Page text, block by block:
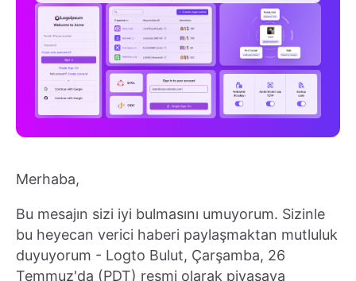
Merhaba,
Bu mesajın sizi iyi bulmasını umuyorum. Sizinle
bu heyecan verici haberi paylaşmaktan mutluluk
duyuyorum - Logto Bulut, Çarşamba, 26
Temmuz'da (PDT) resmi olarak piyasaya